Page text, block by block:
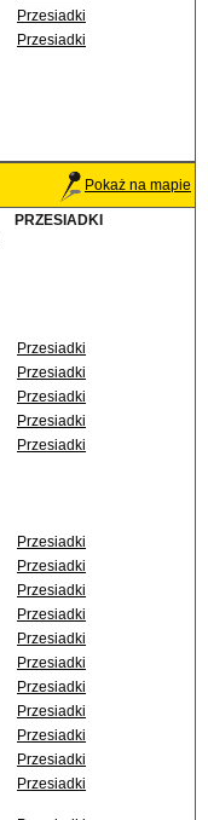
Przesiadki
Przesiadki
Pokaż na mapie
PRZESIADKI
Przesiadki
Przesiadki
Przesiadki
Przesiadki
Przesiadki
Przesiadki
Przesiadki
Przesiadki
Przesiadki
Przesiadki
Przesiadki
Przesiadki
Przesiadki
Przesiadki
Przesiadki
Przesiadki